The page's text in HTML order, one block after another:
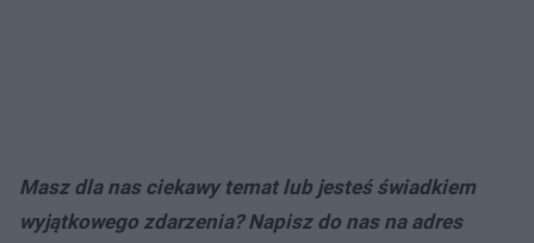
Masz dla nas ciekawy temat lub jesteś świadkiem
wyjątkowego zdarzenia? Napisz do nas na adres